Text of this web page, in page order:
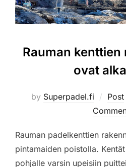
Rauman
ovat
by Superpadel.fi Post
Rauman padelkenttien
pintamaiden poistolla.
pohjalle varsin upeisiin